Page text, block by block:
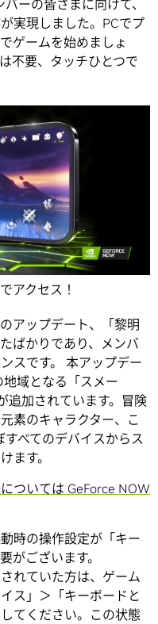
ーの皆さまに向けて、
実現しました。PCでプ
ゲームを始めましょ
不要、タッチひとつで
アクセス！
アップデート、「黎明
ばかりであり、メンバ
スです。 本アップデー
域となる「スメー
追加されています。冒険
素のキャラクター、こ
べてのデバイスからス
ます。
ついては GeForce NOW
時の操作設定が「キー
がございます。
れていた方は、ゲーム
ス」＞「キーボードと
てください。この状態